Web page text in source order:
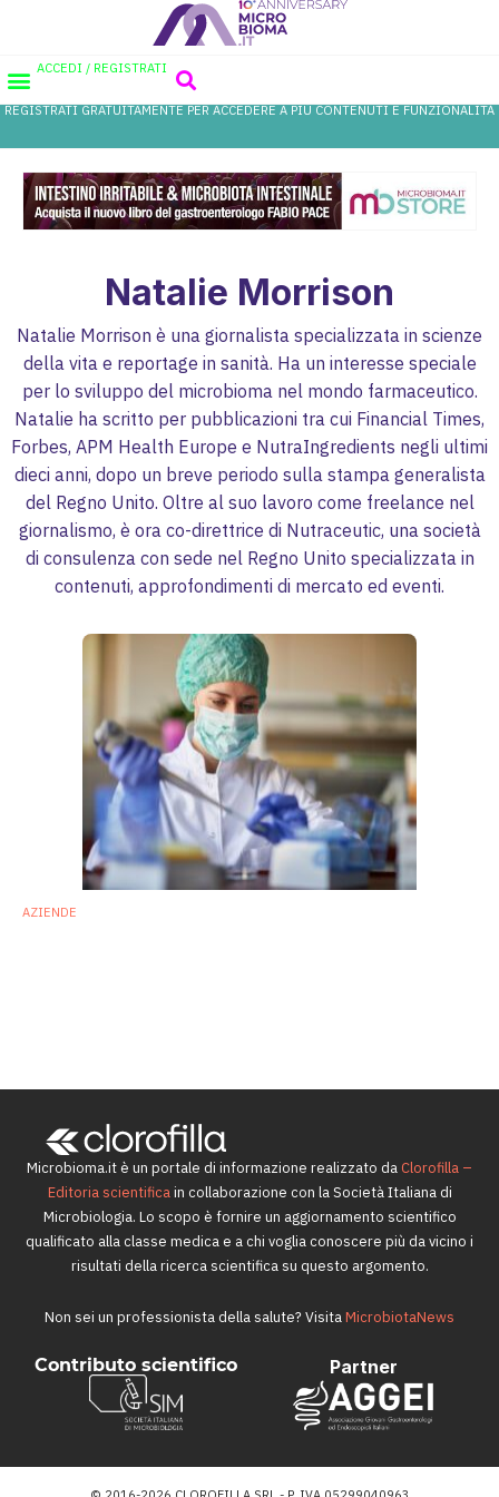
ACCEDI / REGISTRATI
REGISTRATI GRATUITAMENTE PER ACCEDERE A PIÙ CONTENUTI E FUNZIONALITÀ
Natalie Morrison
Natalie Morrison è una giornalista specializzata in scienze
della vita e reportage in sanità. Ha un interesse speciale
per lo sviluppo del microbioma nel mondo farmaceutico.
Natalie ha scritto per pubblicazioni tra cui Financial Times,
Forbes, APM Health Europe e NutraIngredients negli ultimi
dieci anni, dopo un breve periodo sulla stampa generalista
del Regno Unito. Oltre al suo lavoro come freelance nel
giornalismo, è ora co-direttrice di Nutraceutic, una società
di consulenza con sede nel Regno Unito specializzata in
contenuti, approfondimenti di mercato ed eventi.
AZIENDE
Microbioma.it è un portale di informazione realizzato daClorofilla –
Editoria scientificain collaborazione con la Società Italiana di
Microbiologia. Lo scopo è fornire un aggiornamento scientifico
qualificato alla classe medica e a chi voglia conoscere più da vicino i
risultati della ricerca scientifica su questo argomento.
Non sei un professionista della salute? VisitaMicrobiotaNews
Contributo scientifico Partner